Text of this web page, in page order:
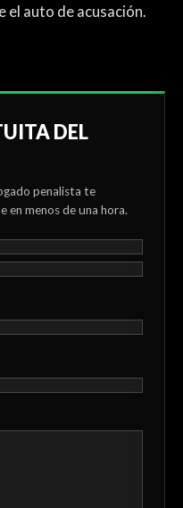
el auto de acusación.
DEL
penalista te
en menos de una hora.